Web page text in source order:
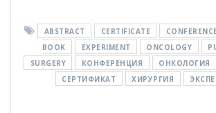
ABSTRACT CERTIFICATE CONFERENCE
BOOK
EXPERIMENT ONCOLOGY
SURGERY
КОНФЕРЕНЦИЯ ОНКОЛОГИЯ
СЕРТИФИКАТ
ХИРУРГИЯ